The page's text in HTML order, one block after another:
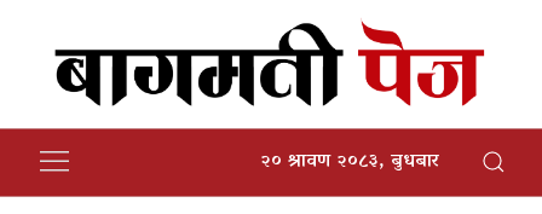
२० श्रावण २०८३, बुधबार